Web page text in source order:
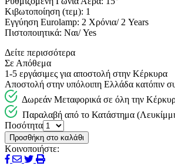
Κιβωτοποίηση (τεμ): 1
Εγγύηση Eurolamp: 2 Χρόνια/ 2 Years
Πιστοποιητικά: Ναι/ Yes
Δείτε περισσότερα
Σε Απόθεμα
1-5 εργάσιμες για αποστολή στην Κέρκυρα
Αποστολή στην υπόλοιπη Ελλάδα κατόπιν
Δωρεάν Μεταφορικά σε όλη την
Παραλαβή από το Κατάστημα
Ποσότητα
Προσθήκη στο καλάθι
Κοινοποιήστε: